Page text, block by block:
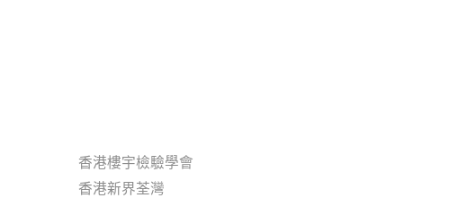
香港樓宇檢驗學會
香港新界荃灣